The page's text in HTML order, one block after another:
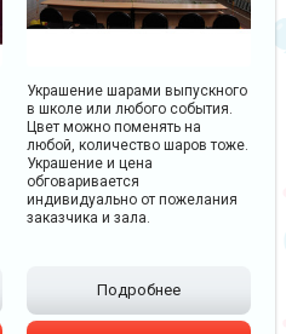
Украшение шарами выпускного
в школе или любого события.
Цвет можно поменять на
любой, количество шаров тоже.
Украшение и цена
обговаривается
индивидуально от пожелания
заказчика и зала.
Подробнее